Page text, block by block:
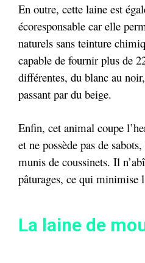
En outre, cette laine est
écoresponsable car elle
naturels sans teinture
capable de fournir plus de
différentes, du blanc au
passant par du beige.
Enfin, cet animal coupe
et ne possède pas de
munis de coussinets. Il
pâturages, ce qui minimise
La laine de